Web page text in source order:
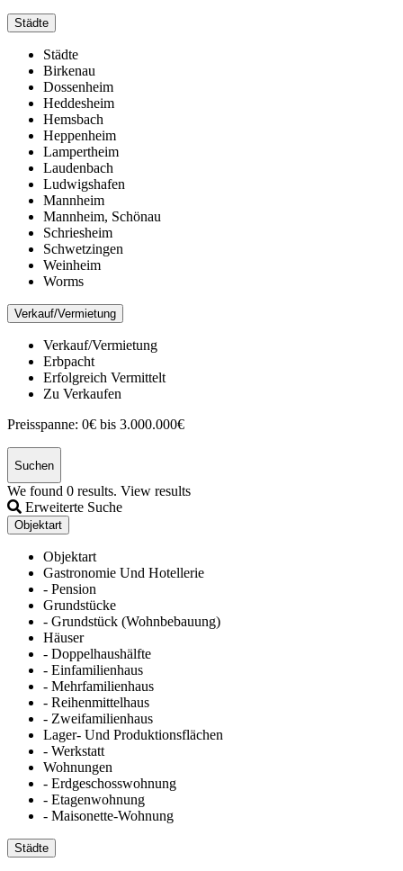
Städte
Städte
Birkenau
Dossenheim
Heddesheim
Hemsbach
Heppenheim
Lampertheim
Laudenbach
Ludwigshafen
Mannheim
Mannheim, Schönau
Schriesheim
Schwetzingen
Weinheim
Worms
Verkauf/Vermietung
Verkauf/Vermietung
Erbpacht
Erfolgreich Vermittelt
Zu Verkaufen
Preisspanne: 0€ bis 3.000.000€
Suchen
We found 0 results. View results
Erweiterte Suche
Objektart
Objektart
Gastronomie Und Hotellerie
- Pension
Grundstücke
- Grundstück (Wohnbebauung)
Häuser
- Doppelhaushälfte
- Einfamilienhaus
- Mehrfamilienhaus
- Reihenmittelhaus
- Zweifamilienhaus
Lager- Und Produktionsflächen
- Werkstatt
Wohnungen
- Erdgeschosswohnung
- Etagenwohnung
- Maisonette-Wohnung
Städte